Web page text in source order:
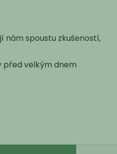
nám spoustu zkušeností,
před velkým dnem